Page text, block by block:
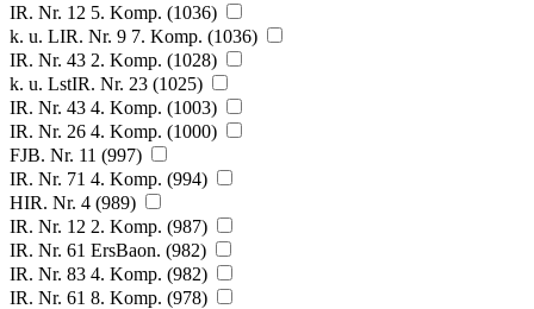
IR. Nr. 12 5. Komp. (1036)
k. u. LIR. Nr. 9 7. Komp. (1036)
IR. Nr. 43 2. Komp. (1028)
k. u. LstIR. Nr. 23 (1025)
IR. Nr. 43 4. Komp. (1003)
IR. Nr. 26 4. Komp. (1000)
FJB. Nr. 11 (997)
IR. Nr. 71 4. Komp. (994)
HIR. Nr. 4 (989)
IR. Nr. 12 2. Komp. (987)
IR. Nr. 61 ErsBaon. (982)
IR. Nr. 83 4. Komp. (982)
IR. Nr. 61 8. Komp. (978)